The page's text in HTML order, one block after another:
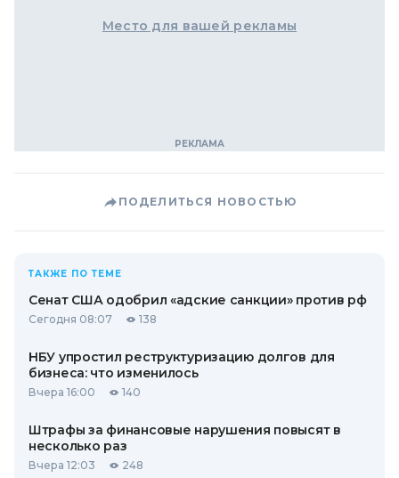
Место для вашей рекламы
ПОДЕЛИТЬСЯ НОВОСТЬЮ
ТАКЖЕ ПО ТЕМЕ
Сенат США одобрил «адские санкции» против рф
Сегодня 08:07 138
НБУ упростил реструктуризацию долгов для
бизнеса: что изменилось
Вчера 16:00 140
Штрафы за финансовые нарушения повысят в
несколько раз
Вчера 12:03 248